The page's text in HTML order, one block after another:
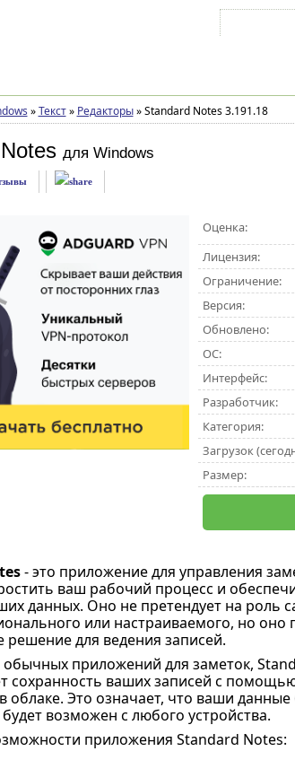
» Текст » Редакторы »Standard Notes 3.191.18
для Windows
Оценка:
Лицензия:
Ограничение:
Версия:
Обновлено:
ОС:
Интерфейс:
Разработчик:
Категория:
Загрузок
Размер:
- это приложение для управления
ваш рабочий процесс и
данных. Оно не претендует на роль
или настраиваемого, но оно
решение для ведения записей.
обычных приложений для заметок,
сохранность ваших записей с
облаке. Это означает, что ваши
возможен с любого устройства.
приложения Standard Notes: